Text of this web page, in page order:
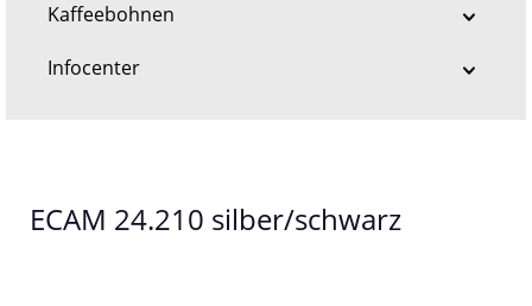
Kaffeebohnen
Infocenter
ECAM 24.210 silber/schwarz